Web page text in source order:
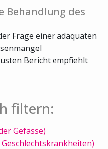
Behandlung des
Frage einer adäquaten
Bericht empfiehlt
filtern:
Gefässe)